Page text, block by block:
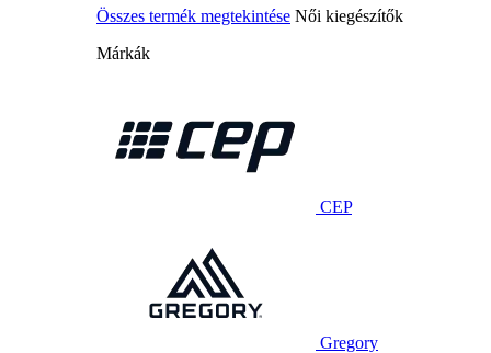
Összes termék megtekintése Női kiegészítők
Márkák
CEP
Gregory